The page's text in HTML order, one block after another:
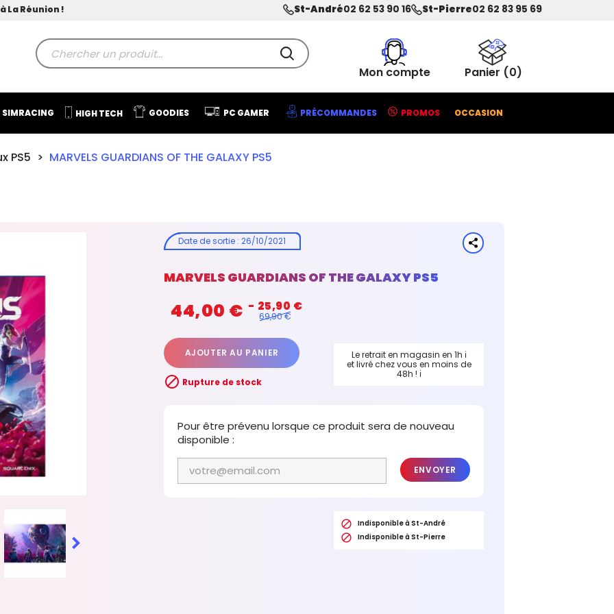
La Réunion ! St-André02 62 53 90 16 St-Pierre02 62 83 95 69
Mon compte Panier (0)
SIMRACING HIGH TECH GOODIES PC GAMER PRÉCOMMANDES PROMOS OCCASION
PS5 MARVELS GUARDIANS OF THE GALAXY PS5

Date de sortie :26/10/2021
MARVELS GUARDIANS OF THE GALAXY PS5
44,00 € - 25,90 €
69,90 €
AJOUTER AU PANIER
 Rupture de stock
Le retrait en magasin en 1h ℹ
et livré chez vous en moins de
48h ! ℹ
Pour être prévenu lorsque ce produit sera de nouveau
disponible :
ENVOYER
 Indisponible à St-André
 Indisponible à St-Pierre